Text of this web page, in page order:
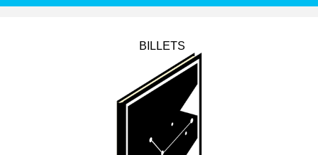
BILLETS